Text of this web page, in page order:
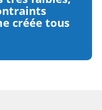
créée tous